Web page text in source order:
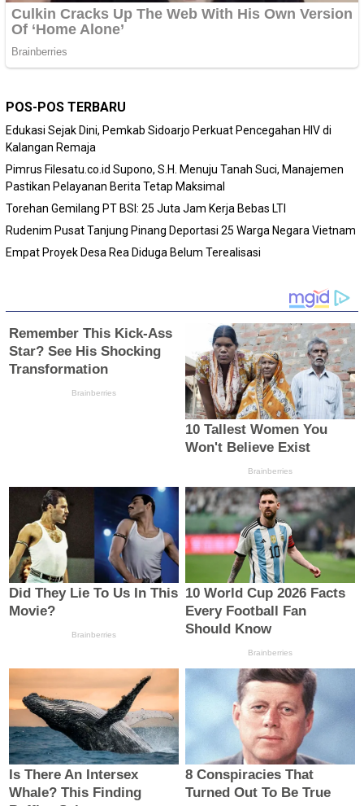
POS-POS TERBARU
Edukasi Sejak Dini, Pemkab Sidoarjo Perkuat Pencegahan HIV di
Kalangan Remaja
Pimrus Filesatu.co.id Supono, S.H. Menuju Tanah Suci, Manajemen
Pastikan Pelayanan Berita Tetap Maksimal
Torehan Gemilang PT BSI: 25 Juta Jam Kerja Bebas LTI
Rudenim Pusat Tanjung Pinang Deportasi 25 Warga Negara Vietnam
Empat Proyek Desa Rea Diduga Belum Terealisasi